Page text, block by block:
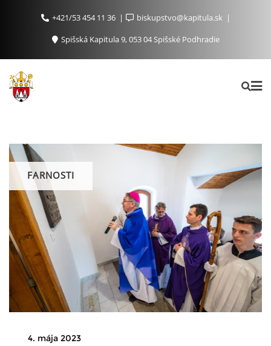
+421/53 454 11 36
biskupstvo@kapitula.sk
Spišská Kapitula 9, 053 04 Spišské Podhradie
FARNOSTI
4. mája 2023